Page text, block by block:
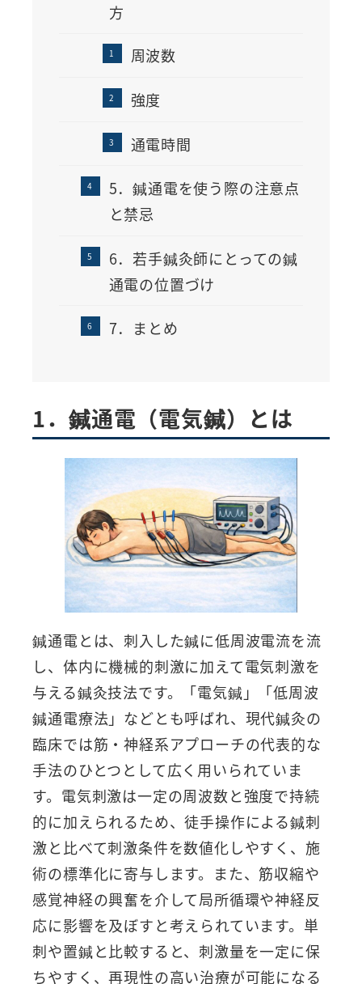
方
周波数
強度
通電時間
5．鍼通電を使う際の注意点
と禁忌
6．若手鍼灸師にとっての鍼
通電の位置づけ
7．まとめ
1．鍼通電（電気鍼）とは
鍼通電とは、刺入した鍼に低周波電流を流
し、体内に機械的刺激に加えて電気刺激を
与える鍼灸技法です。「電気鍼」「低周波
鍼通電療法」などとも呼ばれ、現代鍼灸の
臨床では筋・神経系アプローチの代表的な
手法のひとつとして広く用いられていま
す。電気刺激は一定の周波数と強度で持続
的に加えられるため、徒手操作による鍼刺
激と比べて刺激条件を数値化しやすく、施
術の標準化に寄与します。また、筋収縮や
感覚神経の興奮を介して局所循環や神経反
応に影響を及ぼすと考えられています。単
刺や置鍼と比較すると、刺激量を一定に保
ちやすく、再現性の高い治療が可能になる